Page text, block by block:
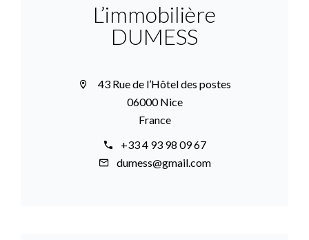
L’immobilière
DUMESS
43 Rue de l’Hôtel des postes
06000 Nice
France
+33 4 93 98 09 67
dumess@gmail.com